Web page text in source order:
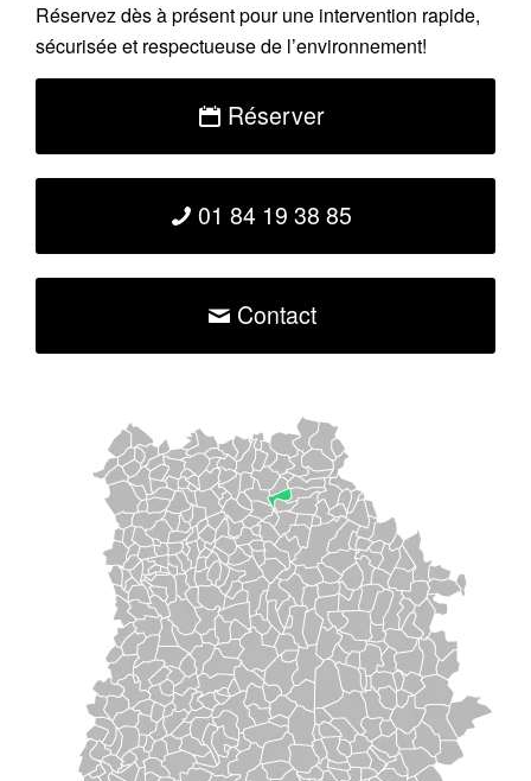
Réservezdès à présent pour une intervention rapide,
sécurisée et respectueuse de l’environnement!
Réserver
01 84 19 38 85
Contact